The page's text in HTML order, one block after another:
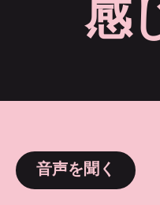
感
音声を聞く